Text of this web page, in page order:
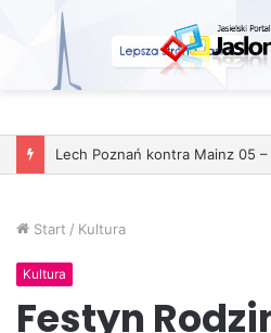
Start / Kultura
Kultura
Festyn